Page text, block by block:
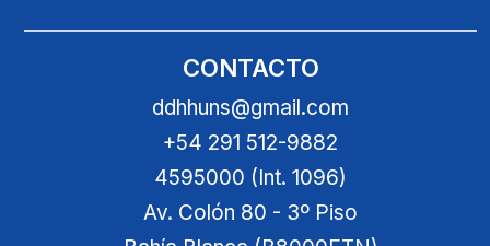
CONTACTO
ddhhuns@gmail.com
+54 291 512-9882
4595000 (Int. 1096)
Av. Colón 80 - 3º Piso